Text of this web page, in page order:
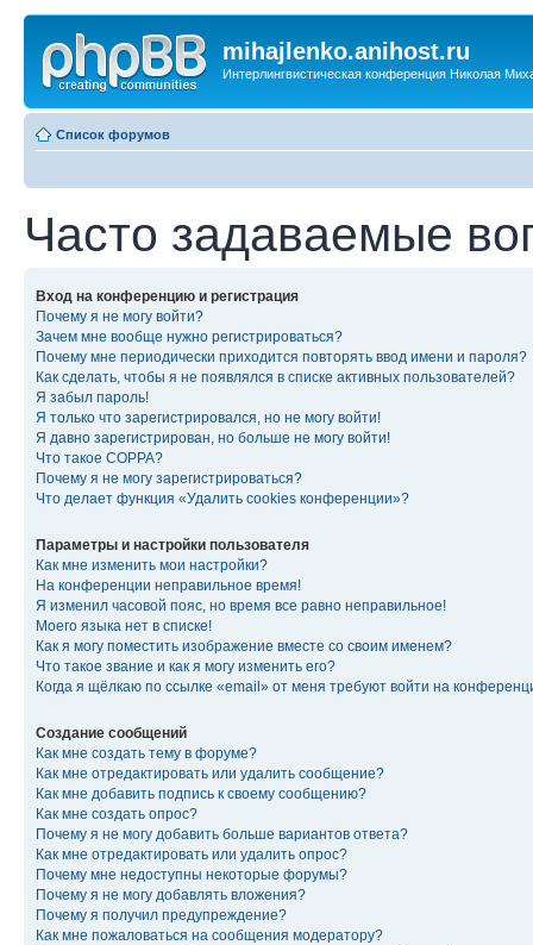
mihajlenko.anihost.ru
Интерлингвистическая конференция Николая
Список форумов
Часто задаваемые
Вход на конференцию и регистрация
Почему я не могу войти?
Зачем мне вообще нужно регистрироваться?
Почему мне периодически приходится повторять ввод имени и пароля?
Как сделать, чтобы я не появлялся в списке активных пользователей?
Я забыл пароль!
Я только что зарегистрировался, но не могу войти!
Я давно зарегистрирован, но больше не могу войти!
Что такое COPPA?
Почему я не могу зарегистрироваться?
Что делает функция «Удалить cookies конференции»?
Параметры и настройки пользователя
Как мне изменить мои настройки?
На конференции неправильное время!
Я изменил часовой пояс, но время все равно неправильное!
Моего языка нет в списке!
Как я могу поместить изображение вместе со своим именем?
Что такое звание и как я могу изменить его?
Когда я щёлкаю по ссылке «email» от меня требуют войти на
Создание сообщений
Как мне создать тему в форуме?
Как мне отредактировать или удалить сообщение?
Как мне добавить подпись к своему сообщению?
Как мне создать опрос?
Почему я не могу добавить больше вариантов ответа?
Как мне отредактировать или удалить опрос?
Почему мне недоступны некоторые форумы?
Почему я не могу добавлять вложения?
Почему я получил предупреждение?
Как мне пожаловаться на сообщения модератору?